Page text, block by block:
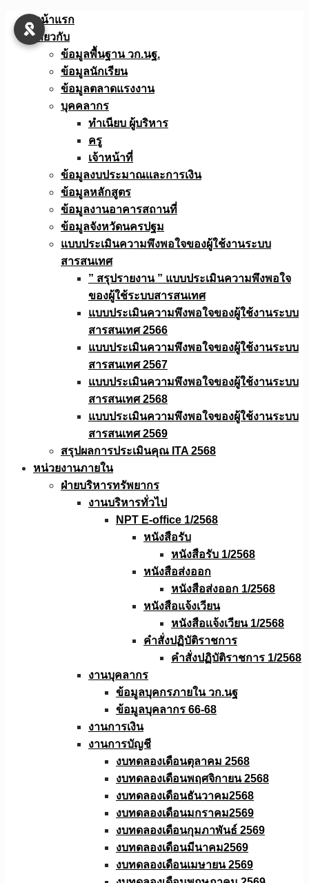
Skip
หน้าแรก
เกี่ยวกับ
ข้อมูลพื้นฐาน วก.นฐ.
ข้อมูลนักเรียน
ข้อมูลตลาดแรงงาน
บุคคลากร
ทำเนียบ ผู้บริหาร
ครู
เจ้าหน้าที่
ข้อมูลงบประมาณเเละการเงิน
ข้อมูลหลักสูตร
ข้อมูลงานอาคารสถานที่
ข้อมูลจังหวัดนครปฐม
แบบประเมินความพึงพอใจของผู้ใช้งานระบบ
สารสนเทศ
” สรุปรายงาน ” แบบประเมินความพึงพอใจ
ของผู้ใช้ระบบสารสนเทศ
แบบประเมินความพึงพอใจของผู้ใช้งานระบบ
สารสนเทศ 2566
แบบประเมินความพึงพอใจของผู้ใช้งานระบบ
สารสนเทศ 2567
แบบประเมินความพึงพอใจของผู้ใช้งานระบบ
สารสนเทศ 2568
แบบประเมินความพึงพอใจของผู้ใช้งานระบบ
สารสนเทศ 2569
สรุปผลการประเมินคุณ ITA 2568
หน่วยงานภายใน
ฝ่ายบริหารทรัพยากร
งานบริหารทั่วไป
NPT E-office 1/2568
หนังสือรับ
หนังสือรับ 1/2568
หนังสือส่งออก
หนังสือส่งออก 1/2568
หนังสือแจ้งเวียน
หนังสือเเจ้งเวียน 1/2568
คำสั่งปฏิบัติราชการ
คำสั่งปฏิบัติราชการ 1/2568
งานบุคลากร
ข้อมูลบุคกรภายใน วก.นฐ
ข้อมูลบุคลากร 66-68
งานการเงิน
งานการบัญชี
งบทดลองเดือนตุลาคม 2568
งบทดลองเดือนพฤศจิกายน 2568
งบทดลองเดือนธันวาคม2568
งบทดลองเดือนมกราคม2569
งบทดลองเดือนกุมภาพันธ์ 2569
งบทดลองเดือนมีนาคม2569
งบทดลองเดือนเมษายน 2569